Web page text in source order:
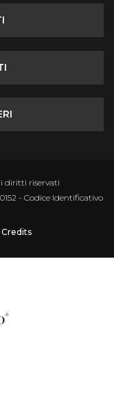
diritti riservati
- Codice Identificativo
Credits